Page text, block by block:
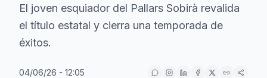
El joven esquiador del Pallars Sobirà revalida
el título estatal y cierra una temporada de
éxitos.
04/06/26 - 12:05